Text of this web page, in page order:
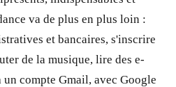
va de plus en plus loin :
et bancaires, s'inscrire
de la musique, lire des e-
compte Gmail, avec Google